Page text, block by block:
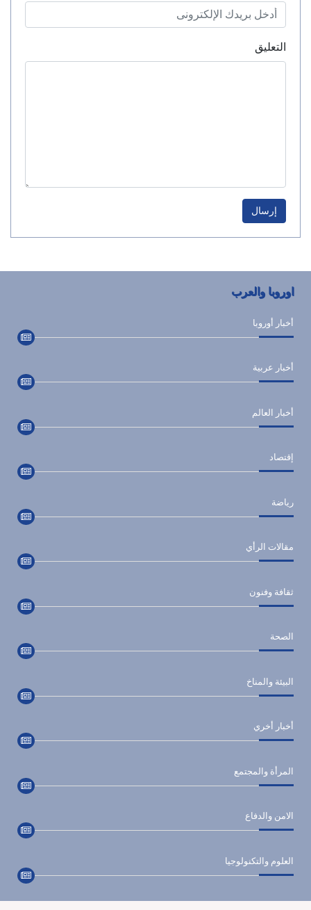
التعليق
إرسال
اوروبا والعرب
أخبار أوروبا
أخبار عربية
أخبار العالم
إقتصاد
رياضة
مقالات الرأي
ثقافة وفنون
الصحة
البيئة والمناخ
أخبار أخري
المرأة والمجتمع
الامن والدفاع
العلوم والتكنولوجيا